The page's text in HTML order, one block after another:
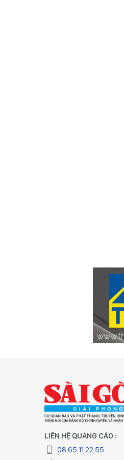
LIÊN HỆ QUẢNG CÁO :
08 65 11 22 55